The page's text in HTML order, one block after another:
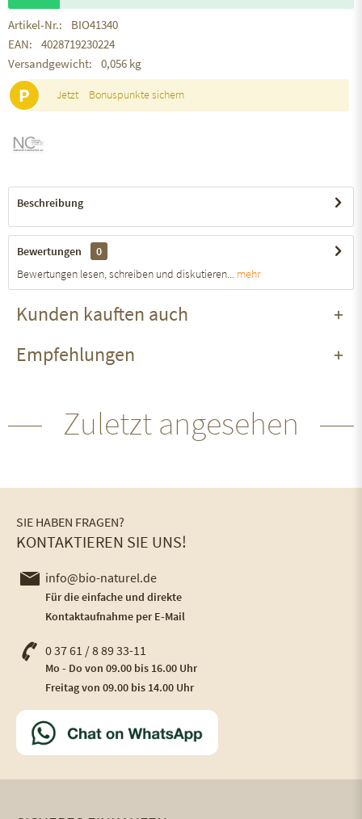
Artikel-Nr.:
BIO41340
EAN:
4028719230224
Versandgewicht:
0,056 kg
P Jetzt Bonuspunkte sichern
Beschreibung
Bewertungen
0
Bewertungen lesen, schreiben und diskutieren...
mehr
Kunden kauften auch
Empfehlungen
Zuletzt angesehen
SIE HABEN FRAGEN?
KONTAKTIEREN SIE UNS!
info@bio-naturel.de
Für die einfache und direkte
Kontaktaufnahme per E-Mail
0 37 61 / 8 89 33-11
Mo - Do von 09.00 bis 16.00 Uhr
Freitag von 09.00 bis 14.00 Uhr